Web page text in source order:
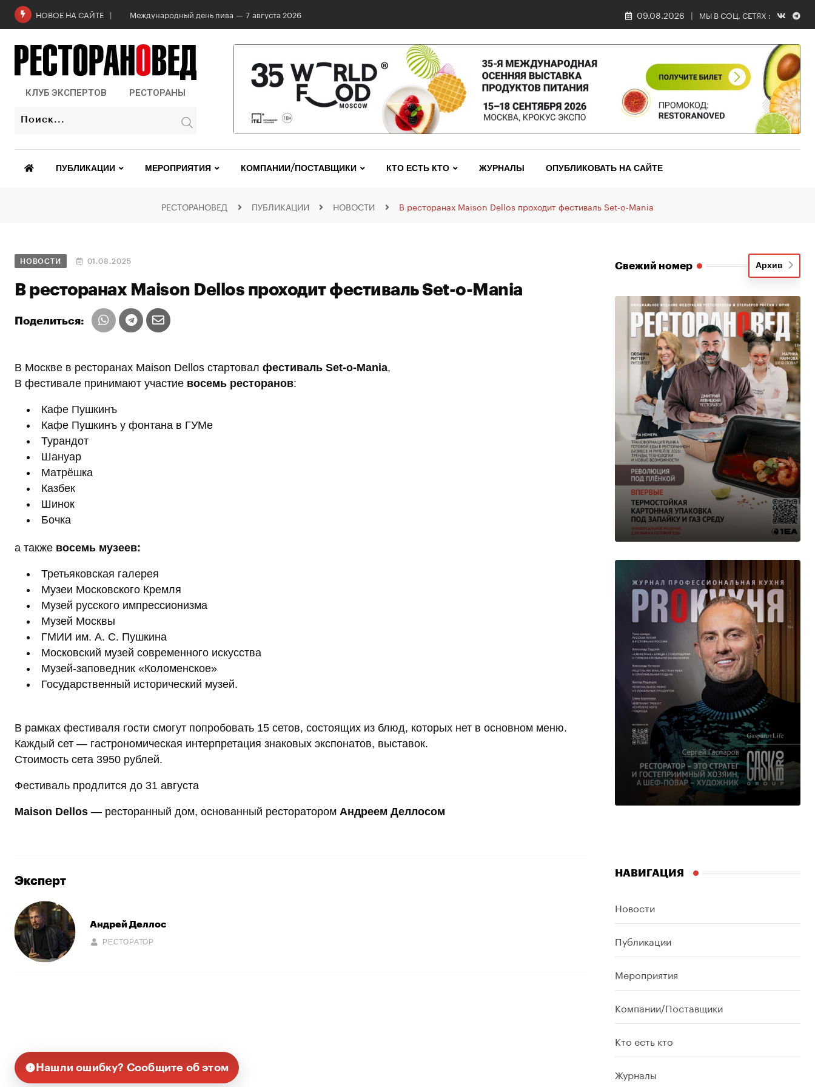
НОВОЕ НА САЙТЕ Международный день пива — 7 августа 2026 09.08.2026 МЫ В СОЦ. СЕТЯХ :
КЛУБ ЭКСПЕРТОВ РЕСТОРАНЫ
ПУБЛИКАЦИИ МЕРОПРИЯТИЯ КОМПАНИИ/ПОСТАВЩИКИ КТО ЕСТЬ КТО ЖУРНАЛЫ ОПУБЛИКОВАТЬ НА САЙТЕ
РЕСТОРАНОВЕД ПУБЛИКАЦИИ НОВОСТИ В ресторанах Maison Dellos проходит фестиваль Set-o-Mania
НОВОСТИ 01.08.2025
В ресторанах Maison Dellos проходит фестиваль Set-o-Mania
Поделиться:
В Москве в ресторанах Maison Dellos стартовал фестиваль Set-o-Mania,
В фестивале принимают участие восемь ресторанов:
Кафе Пушкинъ
Кафе Пушкинъ у фонтана в ГУМе
Турандот
Шануар
Матрёшка
Казбек
Шинок
Бочка
а также восемь музеев:
Третьяковская галерея
Музеи Московского Кремля
Музей русского импрессионизма
Музей Москвы
ГМИИ им. А. С. Пушкина
Московский музей современного искусства
Музей-заповедник «Коломенское»
Государственный исторический музей.
В рамках фестиваля гости смогут попробовать 15 сетов, состоящих из блюд, которых нет в основном меню.
Каждый сет — гастрономическая интерпретация знаковых экспонатов, выставок.
Стоимость сета 3950 рублей.
Фестиваль продлится до 31 августа
Maison Dellos — ресторанный дом, основанный ресторатором Андреем Деллосом
Эксперт
Андрей Деллос
РЕСТОРАТОР
Нашли ошибку? Сообщите об этом
Свежий номер Архив
НАВИГАЦИЯ
Новости
Публикации
Мероприятия
Компании/Поставщики
Кто есть кто
Журналы